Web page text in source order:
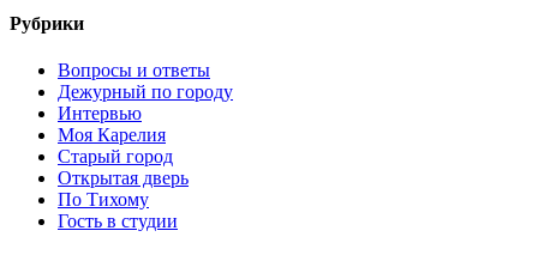
Рубрики
Вопросы и ответы
Дежурный по городу
Интервью
Моя Карелия
Старый город
Открытая дверь
По Тихому
Гость в студии